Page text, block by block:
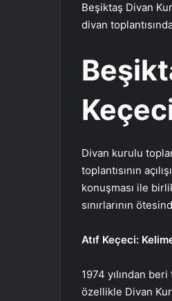
Beşiktaş Divan
divan
Divan kurulu
toplantısının
konuşması ile
sınırlarının
Atıf Keçeci:
1974 yılından
özellikle Divan